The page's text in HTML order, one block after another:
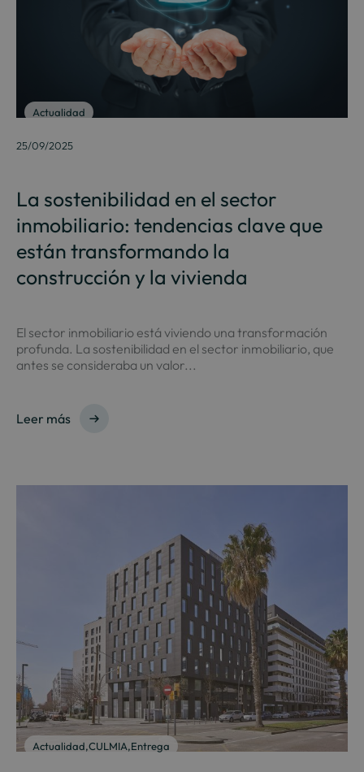
Actualidad
25/09/2025
La sostenibilidad en el sector
inmobiliario: tendencias clave que
están transformando la
construcción y la vivienda
El sector inmobiliario está viviendo una transformación
profunda. La sostenibilidad en el sector inmobiliario, que
antes se consideraba un valor...
Leer más
Actualidad,CULMIA,Entrega